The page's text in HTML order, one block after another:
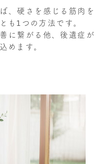
、硬さを感じる筋肉を
も1つの方法です。
に繋がる他、後遺症が
めます。